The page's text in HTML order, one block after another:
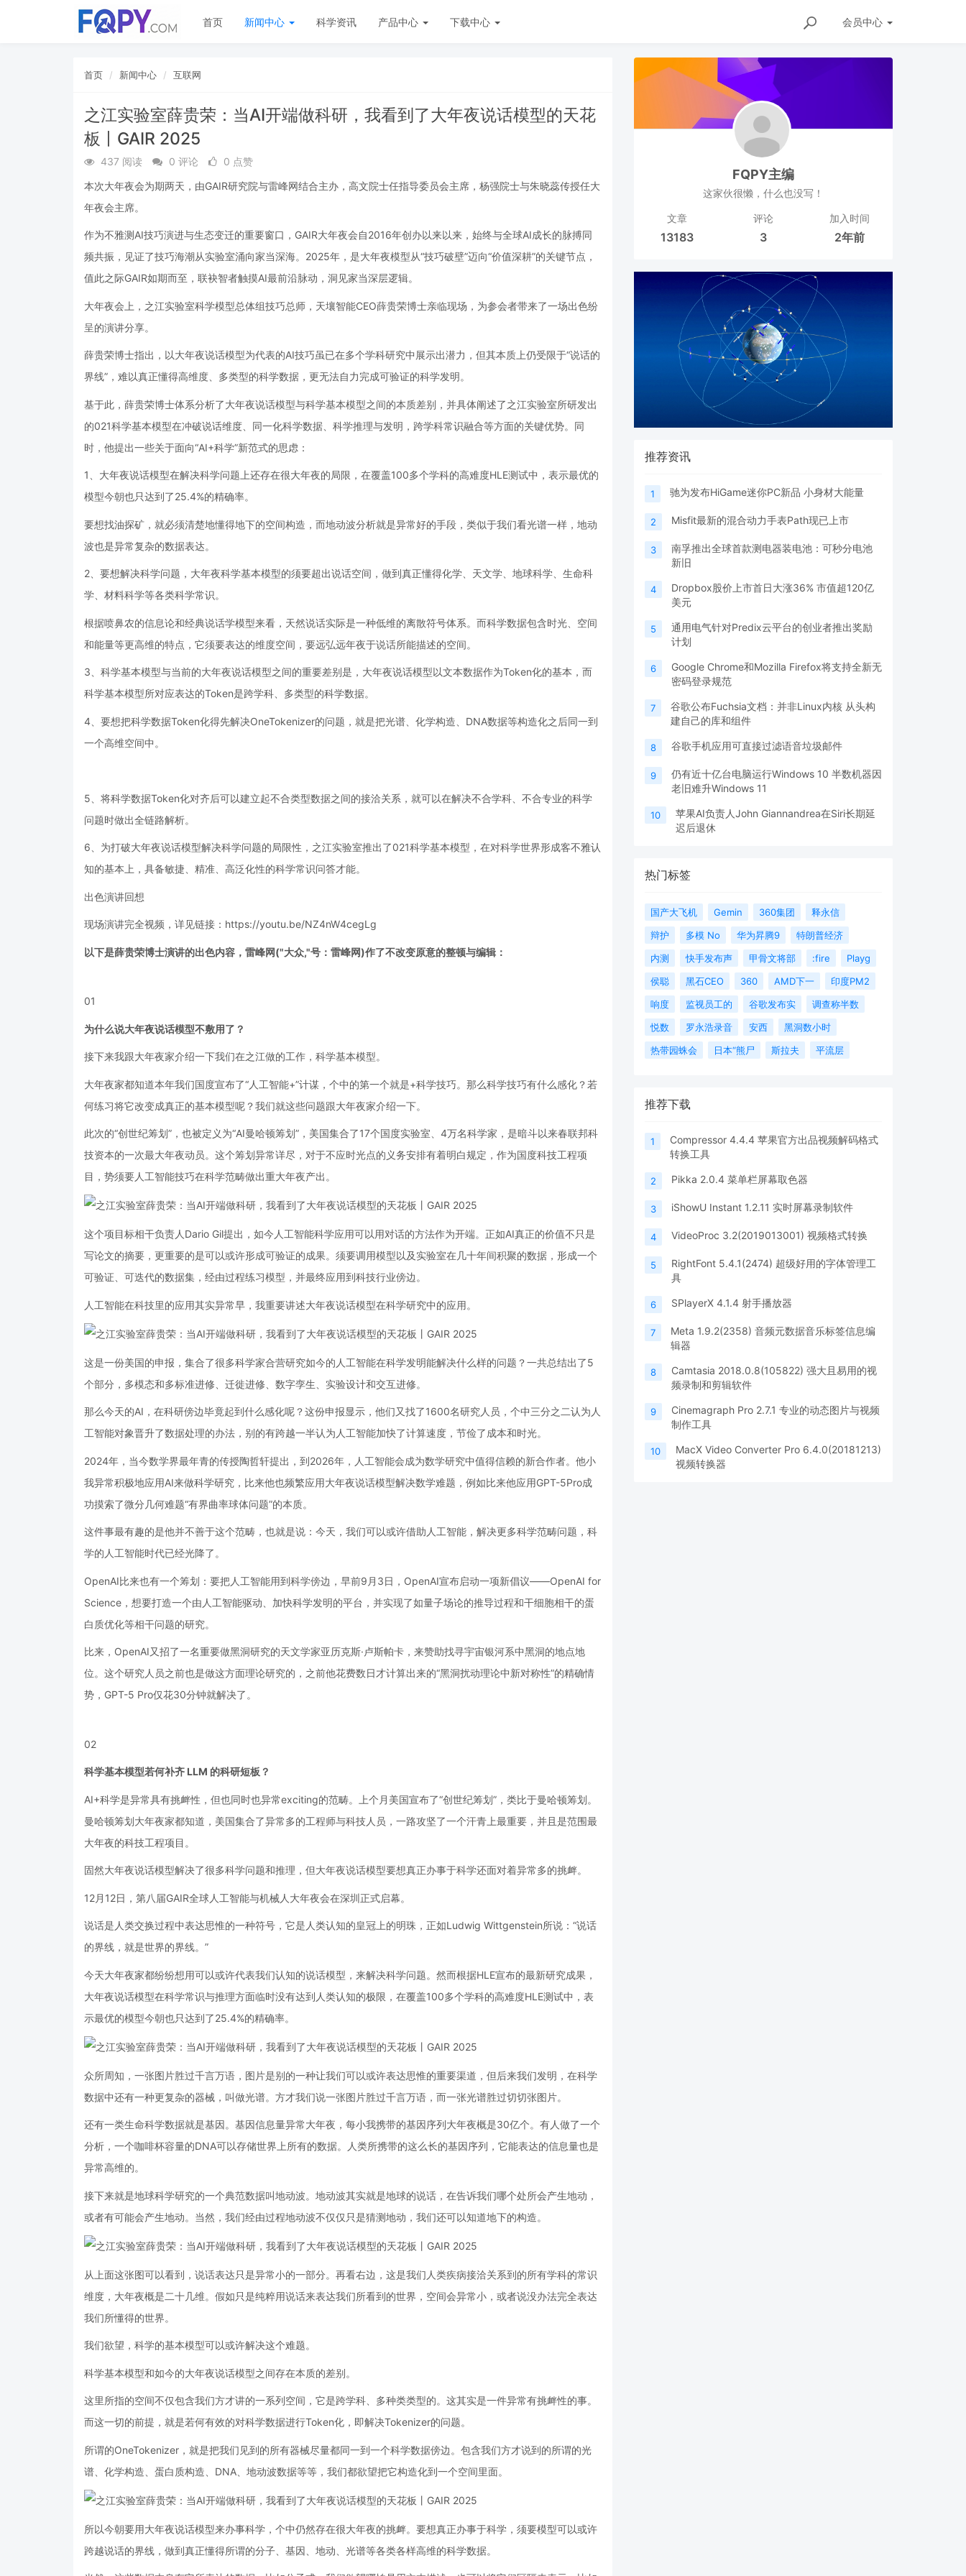
会员中心
首页 新闻中心 科学资讯 产品中心 下载中心
首页 新闻中心 互联网
之江实验室薛贵荣：当AI开端做科研，我看到了大年夜说话模型的天花
板丨GAIR 2025
437 阅读 0 评论
0 点赞
本次大年夜会为期两天，由GAIR研究院与雷峰网结合主办，高文院士任指导委员会主席，杨强院士与朱晓蕊传授任大
年夜会主席。
作为不雅测AI技巧演进与生态变迁的重要窗口，GAIR大年夜会自2016年创办以来以来，始终与全球AI成长的脉搏同
频共振，见证了技巧海潮从实验室涌向家当深海。2025年，是大年夜模型从“技巧破壁”迈向“价值深耕”的关键节点，
值此之际GAIR如期而至，联袂智者触摸AI最前沿脉动，洞见家当深层逻辑。
大年夜会上，之江实验室科学模型总体组技巧总师，天壤智能CEO薛贵荣博士亲临现场，为参会者带来了一场出色纷
呈的演讲分享。
薛贵荣博士指出，以大年夜说话模型为代表的AI技巧虽已在多个学科研究中展示出潜力，但其本质上仍受限于“说话的
界线”，难以真正懂得高维度、多类型的科学数据，更无法自力完成可验证的科学发明。
基于此，薛贵荣博士体系分析了大年夜说话模型与科学基本模型之间的本质差别，并具体阐述了之江实验室所研发出
的021科学基本模型在冲破说话维度、同一化科学数据、科学推理与发明，跨学科常识融合等方面的关键优势。同
时，他提出一些关于面向“AI+科学”新范式的思虑：
1、大年夜说话模型在解决科学问题上还存在很大年夜的局限，在覆盖100多个学科的高难度HLE测试中，表示最优的
模型今朝也只达到了25.4%的精确率。
要想找油探矿，就必须清楚地懂得地下的空间构造，而地动波分析就是异常好的手段，类似于我们看光谱一样，地动
波也是异常复杂的数据表达。
2、要想解决科学问题，大年夜科学基本模型的须要超出说话空间，做到真正懂得化学、天文学、地球科学、生命科
学、材料科学等各类科学常识。
根据喷鼻农的信息论和经典说话学模型来看，天然说话实际是一种低维的离散符号体系。而科学数据包含时光、空间
和能量等更高维的特点，它须要表达的维度空间，要远弘远年夜于说话所能描述的空间。
3、科学基本模型与当前的大年夜说话模型之间的重要差别是，大年夜说话模型以文本数据作为Token化的基本，而
科学基本模型所对应表达的Token是跨学科、多类型的科学数据。
4、要想把科学数据Token化得先解决OneTokenizer的问题，就是把光谱、化学构造、DNA数据等构造化之后同一到
一个高维空间中。
5、将科学数据Token化对齐后可以建立起不合类型数据之间的接洽关系，就可以在解决不合学科、不合专业的科学
问题时做出全链路解析。
6、为打破大年夜说话模型解决科学问题的局限性，之江实验室推出了021科学基本模型，在对科学世界形成客不雅认
知的基本上，具备敏捷、精准、高泛化性的科学常识问答才能。
出色演讲回想
现场演讲完全视频，详见链接：https://youtu.be/NZ4nW4cegLg
以下是薛贵荣博士演讲的出色内容，雷峰网("大众,"号：雷峰网)作了不改变原意的整顿与编辑：
01
为什么说大年夜说话模型不敷用了？
接下来我跟大年夜家介绍一下我们在之江做的工作，科学基本模型。
大年夜家都知道本年我们国度宣布了“人工智能+”计谋，个中的第一个就是+科学技巧。那么科学技巧有什么感化？若
何练习将它改变成真正的基本模型呢？我们就这些问题跟大年夜家介绍一下。
此次的“创世纪筹划”，也被定义为“AI曼哈顿筹划”，美国集合了17个国度实验室、4万名科学家，是暗斗以来春联邦科
技资本的一次最大年夜动员。这个筹划异常详尽，对于不应时光点的义务安排有着明白规定，作为国度科技工程项
目，势须要人工智能技巧在科学范畴做出重大年夜产出。
这个项目标相干负责人Dario Gil提出，如今人工智能科学应用可以用对话的方法作为开端。正如AI真正的价值不只是
写论文的摘要，更重要的是可以或许形成可验证的成果。须要调用模型以及实验室在几十年间积聚的数据，形成一个
可验证、可迭代的数据集，经由过程练习模型，并最终应用到科技行业傍边。
人工智能在科技里的应用其实异常早，我重要讲述大年夜说话模型在科学研究中的应用。
这是一份美国的申报，集合了很多科学家合营研究如今的人工智能在科学发明能解决什么样的问题？一共总结出了5
个部分，多模态和多标准进修、迁徙进修、数字孪生、实验设计和交互进修。
那么今天的AI，在科研傍边毕竟起到什么感化呢？这份申报显示，他们又找了1600名研究人员，个中三分之二认为人
工智能对象晋升了数据处理的办法，别的有跨越一半认为人工智能加快了计算速度，节俭了成本和时光。
2024年，当今数学界最年青的传授陶哲轩提出，到2026年，人工智能会成为数学研究中值得信赖的新合作者。他小
我异常积极地应用AI来做科学研究，比来他也频繁应用大年夜说话模型解决数学难题，例如比来他应用GPT-5Pro成
功摸索了微分几何难题“有界曲率球体问题”的本质。
这件事最有趣的是他并不善于这个范畴，也就是说：今天，我们可以或许借助人工智能，解决更多科学范畴问题，科
学的人工智能时代已经光降了。
OpenAI比来也有一个筹划：要把人工智能用到科学傍边，早前9月3日，OpenAI宣布启动一项新倡议——OpenAI for
Science，想要打造一个由人工智能驱动、加快科学发明的平台，并实现了如量子场论的推导过程和干细胞相干的蛋
白质优化等相干问题的研究。
比来，OpenAI又招了一名重要做黑洞研究的天文学家亚历克斯·卢斯帕卡，来赞助找寻宇宙银河系中黑洞的地点地
位。这个研究人员之前也是做这方面理论研究的，之前他花费数日才计算出来的“黑洞扰动理论中新对称性”的精确情
势，GPT-5 Pro仅花30分钟就解决了。
02
科学基本模型若何补齐 LLM 的科研短板？
AI+科学是异常具有挑衅性，但也同时也异常exciting的范畴。上个月美国宣布了“创世纪筹划”，类比于曼哈顿筹划。
曼哈顿筹划大年夜家都知道，美国集合了异常多的工程师与科技人员，一路攻坚了一个汗青上最重要，并且是范围最
大年夜的科技工程项目。
固然大年夜说话模型解决了很多科学问题和推理，但大年夜说话模型要想真正办事于科学还面对着异常多的挑衅。
12月12日，第八届GAIR全球人工智能与机械人大年夜会在深圳正式启幕。
说话是人类交换过程中表达思惟的一种符号，它是人类认知的皇冠上的明珠，正如Ludwig Wittgenstein所说：“说话
的界线，就是世界的界线。”
今天大年夜家都纷纷想用可以或许代表我们认知的说话模型，来解决科学问题。然而根据HLE宣布的最新研究成果，
大年夜说话模型在科学常识与推理方面临时没有达到人类认知的极限，在覆盖100多个学科的高难度HLE测试中，表
示最优的模型今朝也只达到了25.4%的精确率。
众所周知，一张图片胜过千言万语，图片是别的一种让我们可以或许表达思惟的重要渠道，但后来我们发明，在科学
数据中还有一种更复杂的器械，叫做光谱。方才我们说一张图片胜过千言万语，而一张光谱胜过切切张图片。
还有一类生命科学数据就是基因。基因信息量异常大年夜，每小我携带的基因序列大年夜概是30亿个。有人做了一个
分析，一个咖啡杯容量的DNA可以存储世界上所有的数据。人类所携带的这么长的基因序列，它能表达的信息量也是
异常高维的。
接下来就是地球科学研究的一个典范数据叫地动波。地动波其实就是地球的说话，在告诉我们哪个处所会产生地动，
或者有可能会产生地动。当然，我们经由过程地动波不仅仅只是猜测地动，我们还可以知道地下的构造。
从上面这张图可以看到，说话表达只是异常小的一部分。再看右边，这是我们人类疾病接洽关系到的所有学科的常识
维度，大年夜概是二十几维。假如只是纯粹用说话来表达我们所看到的世界，空间会异常小，或者说没办法完全表达
我们所懂得的世界。
我们欲望，科学的基本模型可以或许解决这个难题。
科学基本模型和如今的大年夜说话模型之间存在本质的差别。
这里所指的空间不仅包含我们方才讲的一系列空间，它是跨学科、多种类类型的。这其实是一件异常有挑衅性的事。
而这一切的前提，就是若何有效的对科学数据进行Token化，即解决Tokenizer的问题。
所谓的OneTokenizer，就是把我们见到的所有器械尽量都同一到一个科学数据傍边。包含我们方才说到的所谓的光
谱、化学构造、蛋白质构造、DNA、地动波数据等等，我们都欲望把它构造化到一个空间里面。
所以今朝要用大年夜说话模型来办事科学，个中仍然存在很大年夜的挑衅。要想真正办事于科学，须要模型可以或许
跨越说话的界线，做到真正懂得所谓的分子、基因、地动、光谱等各类各样高维的科学数据。
FQPY主编
这家伙很懒，什么也没写！
文章
13183
评论
3
加入时间
2年前
推荐资讯
1 驰为发布HiGame迷你PC新品 小身材大能量
2 Misfit最新的混合动力手表Path现已上市
3
南孚推出全球首款测电器装电池：可秒分电池
新旧
4
Dropbox股价上市首日大涨36% 市值超120亿
美元
5
通用电气针对Predix云平台的创业者推出奖励
计划
6
Google Chrome和Mozilla Firefox将支持全新无
密码登录规范
7
谷歌公布Fuchsia文档：并非Linux内核 从头构
建自己的库和组件
8 谷歌手机应用可直接过滤语音垃圾邮件
9
仍有近十亿台电脑运行Windows 10 半数机器因
老旧难升Windows 11
10
苹果AI负责人John Giannandrea在Siri长期延
迟后退休
热门标签
国产大飞机 Gemin 360集团
释永信
辩护
多模 No 华为昇腾9
特朗普经济
内测
快手发布声 甲骨文将部 :fire
Playg
侯聪
黑石CEO 360 AMD下一
印度PM2
响度
监视员工的 谷歌发布实
调查称半数
悦数
罗永浩录音 安西
黑洞数小时
热带园蛛会
日本“熊尸 斯拉夫 平流层
推荐下载
1
Compressor 4.4.4 苹果官方出品视频解码格式
转换工具
2 Pikka 2.0.4 菜单栏屏幕取色器
3 iShowU Instant 1.2.11 实时屏幕录制软件
4 VideoProc 3.2(2019013001) 视频格式转换
5
RightFont 5.4.1(2474) 超级好用的字体管理工
具
6 SPlayerX 4.1.4 射手播放器
7
Meta 1.9.2(2358) 音频元数据音乐标签信息编
辑器
8
Camtasia 2018.0.8(105822) 强大且易用的视
频录制和剪辑软件
9
Cinemagraph Pro 2.7.1 专业的动态图片与视频
制作工具
10
MacX Video Converter Pro 6.4.0(20181213)
视频转换器